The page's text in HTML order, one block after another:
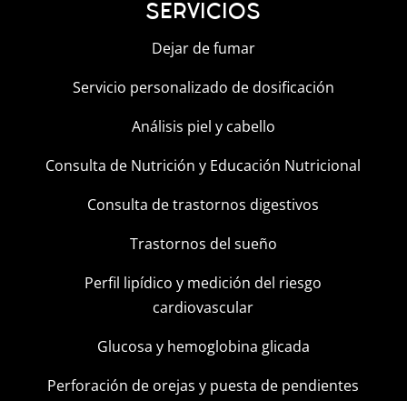
SERVICIOS
Dejar de fumar
Servicio personalizado de dosificación
Análisis piel y cabello
Consulta de Nutrición y Educación Nutricional
Consulta de trastornos digestivos
Trastornos del sueño
Perfil lipídico y medición del riesgo
cardiovascular
Glucosa y hemoglobina glicada
Perforación de orejas y puesta de pendientes